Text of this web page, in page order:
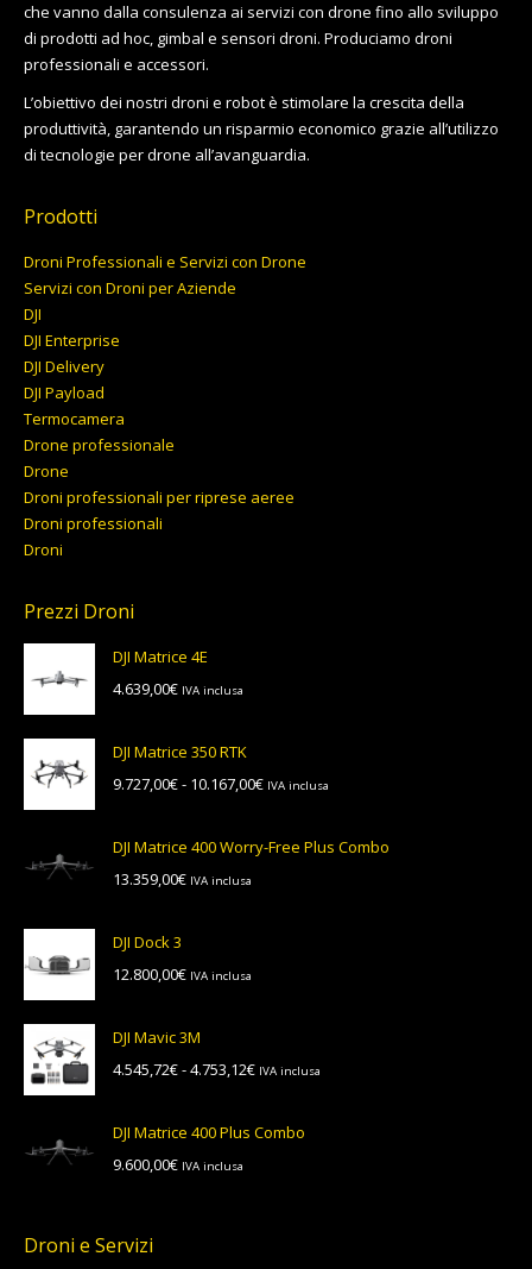
che vanno dalla consulenza ai servizi con drone fino allo sviluppo
di prodotti ad hoc, gimbal e sensori droni. Produciamo droni
professionali e accessori.
L’obiettivo dei nostri droni e robot è stimolare la crescita della
produttività, garantendo un risparmio economico grazie all’utilizzo
di tecnologie per drone all’avanguardia.
Prodotti
Droni Professionali e Servizi con Drone
Servizi con Droni per Aziende
DJI
DJI Enterprise
DJI Delivery
DJI Payload
Termocamera
Drone professionale
Drone
Droni professionali per riprese aeree
Droni professionali
Droni
Prezzi Droni
DJI Matrice 4E
4.639,00€ IVA inclusa
DJI Matrice 350 RTK
9.727,00€- 10.167,00€Fascia
IVA inclusa
DJI Matrice 400 Worry-Free Plus Combo
13.359,00€ IVA inclusa
DJI Dock 3
12.800,00€ IVA inclusa
DJI Mavic 3M
4.545,72€-4.753,12€Fascia
IVA inclusa
DJI Matrice 400 Plus Combo
9.600,00€ IVA inclusa
Droni e Servizi